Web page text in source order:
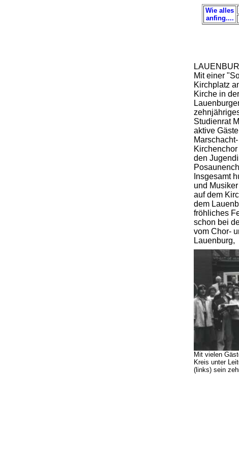
Wie alles
anfing....
Mit einer
Kirchplatz
Kirche in
Studienrat
aktive
den
Insgesamt
und
auf dem
dem
fröhliches
schon bei
vom Chor-
Lauenburg,
Mit vielen
Kreis unter
(links) sein